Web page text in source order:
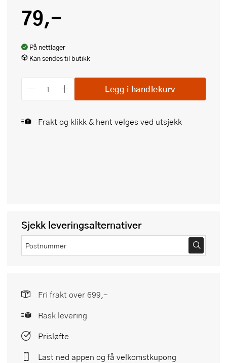
79,-
På nettlager
Kan sendes til butikk
Legg i handlekurv
Frakt og klikk & hent velges ved utsjekk
Sjekk leveringsalternativer
Fri frakt over 699,-
Rask levering
Prisløfte
Last ned appen og få velkomstkupong